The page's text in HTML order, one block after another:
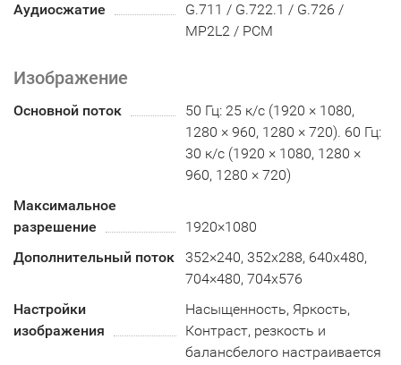
Аудиосжатие
G.711 / G.722.1 / G.726 /
MP2L2 / PCM
Изображение
Основной поток
50 Гц: 25 к/с (1920 × 1080,
1280 × 960, 1280 × 720). 60 Гц:
30 к/с (1920 × 1080, 1280 ×
960, 1280 × 720)
Максимальное
разрешение
1920×1080
Дополнительный поток
352×240, 352х288, 640x480,
704×480, 704x576
Настройки
изображения
Насыщенность, Яркость,
Контраст, резкость и
балансбелого настраивается